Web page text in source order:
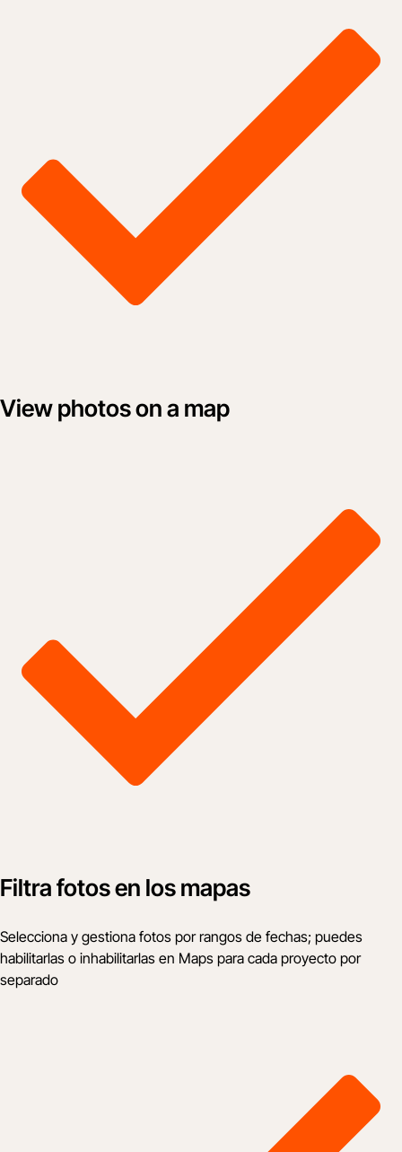
View photos on a map
Filtra fotos en los mapas
Selecciona y gestiona fotos por rangos de fechas; puedes
habilitarlas o inhabilitarlas en Maps para cada proyecto por
separado